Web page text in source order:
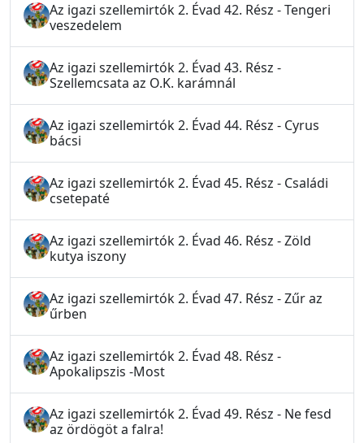
Az igazi szellemirtók 2. Évad 42. Rész - Tengeri
veszedelem
Az igazi szellemirtók 2. Évad 43. Rész -
Szellemcsata az O.K. karámnál
Az igazi szellemirtók 2. Évad 44. Rész - Cyrus
bácsi
Az igazi szellemirtók 2. Évad 45. Rész - Családi
csetepaté
Az igazi szellemirtók 2. Évad 46. Rész - Zöld
kutya iszony
Az igazi szellemirtók 2. Évad 47. Rész - Zűr az
űrben
Az igazi szellemirtók 2. Évad 48. Rész -
Apokalipszis -Most
Az igazi szellemirtók 2. Évad 49. Rész - Ne fesd
az ördögöt a falra!